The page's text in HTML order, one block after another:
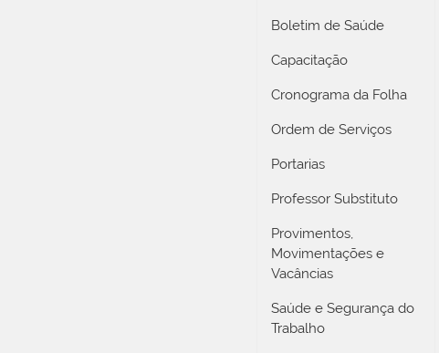
Boletim de Saúde
Capacitação
Cronograma da Folha
Ordem de Serviços
Portarias
Professor Substituto
Provimentos,
Movimentações e
Vacâncias
Saúde e Segurança do
Trabalho